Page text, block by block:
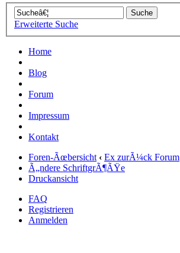
Erweiterte Suche
Home
Blog
Forum
Impressum
Kontakt
Foren-Ãœbersicht ‹ Ex zurÃ¼ck Forum
Ã„ndere SchriftgrÃ¶ÃŸe
Druckansicht
FAQ
Registrieren
Anmelden